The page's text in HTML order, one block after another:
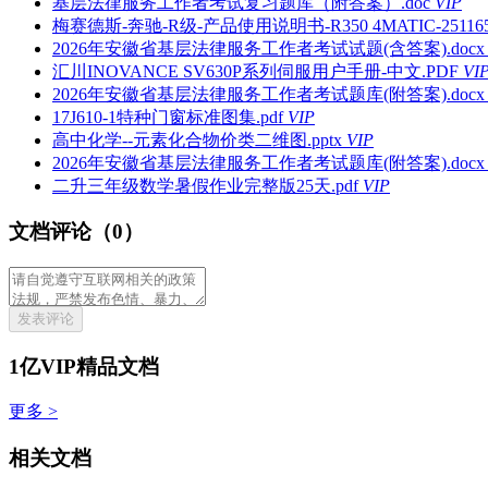
梅赛德斯-奔驰-R级-产品使用说明书-R350 4MATIC-
2026年安徽省基层法律服务工作者考试试题(含答案).docx
汇川INOVANCE SV630P系列伺服用户手册-中文.PDF
2026年安徽省基层法律服务工作者考试题库(附答案).docx
17J610-1特种门窗标准图集.pdf VIP
高中化学--元素化合物价类二维图.pptx VIP
2026年安徽省基层法律服务工作者考试题库(附答案).docx
二升三年级数学暑假作业完整版25天.pdf VIP
文档评论（0）
发表评论
1亿VIP精品文档
更多 >
相关文档